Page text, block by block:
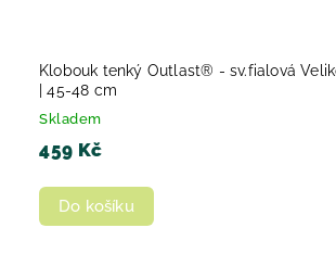
Klobouk tenký Outlast® - sv.fialová
| 45-48 cm
Skladem
459 Kč
Do košíku